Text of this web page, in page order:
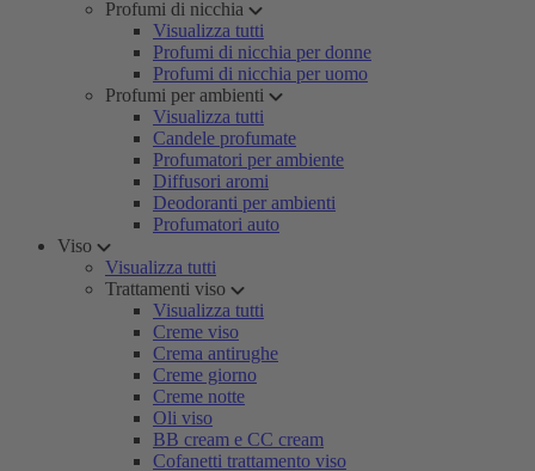
Profumi di nicchia
Visualizza tutti
Profumi di nicchia per donne
Profumi di nicchia per uomo
Profumi per ambienti
Visualizza tutti
Candele profumate
Profumatori per ambiente
Diffusori aromi
Deodoranti per ambienti
Profumatori auto
Viso
Visualizza tutti
Trattamenti viso
Visualizza tutti
Creme viso
Crema antirughe
Creme giorno
Creme notte
Oli viso
BB cream e CC cream
Cofanetti trattamento viso